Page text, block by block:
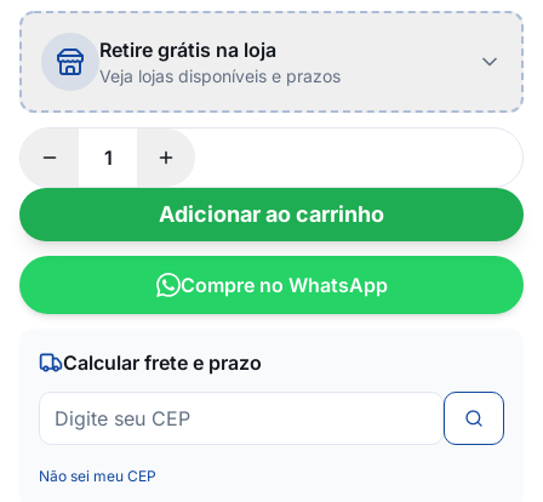
Retire grátis na loja
Veja lojas disponíveis e prazos
Adicionar ao carrinho
Compre no WhatsApp
Calcular frete e prazo
Não sei meu CEP